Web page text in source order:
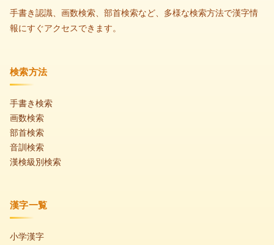
手書き認識、画数検索、部首検索など、多様な検索方法で漢字情
報にすぐアクセスできます。
検索方法
手書き検索
画数検索
部首検索
音訓検索
漢検級別検索
漢字一覧
小学漢字